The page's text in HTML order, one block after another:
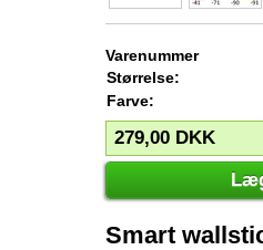
Varenummer
Størrelse:
Farve:
279,00 DKK
Smart